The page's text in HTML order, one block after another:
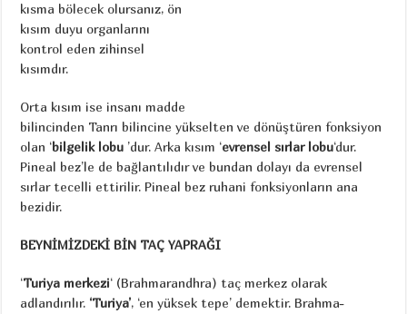
kısma bölecek olursanız, ön
kısım duyu organlarını
kontrol eden zihinsel
kısımdır.
Orta kısım ise insanı madde
bilincinden Tanrı bilincine yükselten ve dönüştüren fonksiyon
olan ‘bilgelik lobu ’dur. Arka kısım ‘evrensel sırlar lobu‘dur.
Pineal bez’le de bağlantılıdır ve bundan dolayı da evrensel
sırlar tecelli ettirilir. Pineal bez ruhani fonksiyonların ana
bezidir.
BEYNİMİZDEKİ BİN TAÇ YAPRAĞI
‘Turiya merkezi‘ (Brahmarandhra) taç merkez olarak
adlandırılır. ‘Turiya’, ‘en yüksek tepe’ demektir. Brahma-